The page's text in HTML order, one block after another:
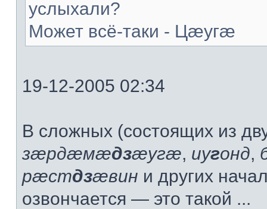
услыхали?
Может всё-таки - Цæугæ
19-12-2005 02:34
В сложных (состоящих из
зæрдæмæдзæугæ, иугонд,
рæстдзæвин и других
озвончается — это такой ...